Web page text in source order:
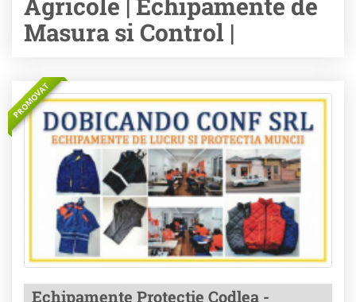
Masura si Control |
PROMOVAT
Echipamente Protectie Codlea -